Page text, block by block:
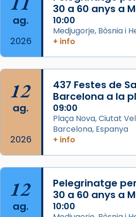
Mons. David Abadías.
📸 Dr. G. Simón
Photo
View on Facebook · Share
Arquebisbat de
2 weeks ago
Memòria de les santes
Semproniana, verges i
Acompanyant la història de
partir de l’Edat Mitjana
que les santes Juliana
Semproniana (“relatiu a
eterna”) són deixebles
frare Joan Gaspar Roig,
que les santes són filles de
ag.
2026
30 a 60 anys a
10:00
Medjugorje, Bòsnia i
+ info
12
ag.
2026
437 Festes de
Barcelona a la
09:00
Plaça Nova, Ciutat
Barcelona, Espanya
+ info
12
ag.
Pelegrinatge
30 a 60 anys a
10:00